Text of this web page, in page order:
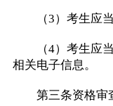
（3）考生应当
（4）考生应当
相关电子信息。
第三条资格审